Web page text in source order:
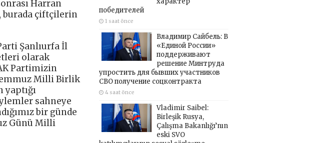
Harran
burada çiftçilerin
Şanlıurfa İl
olarak
Partimizin
Milli Birlik
sahneye
bir günde
Günü Milli
победителей
1 saat önce
Владимир Сайбель: В
«Единой России»
поддерживают
решение Минтруда
упростить для бывших участников
СВО получение соцконтракта
4 saat önce
Vladimir Saibel:
Birleşik Rusya,
Çalışma Bakanlığı’nın
eski SVO